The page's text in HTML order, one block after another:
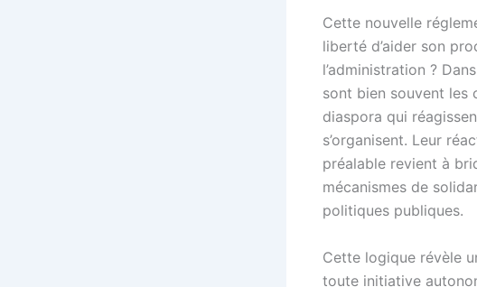
Cette nouvelle
liberté d’aider son
l’administration ?
sont bien souvent les
diaspora qui
s’organisent. Leur
préalable revient à
mécanismes de
politiques publiques.
Cette logique révèle
toute initiative